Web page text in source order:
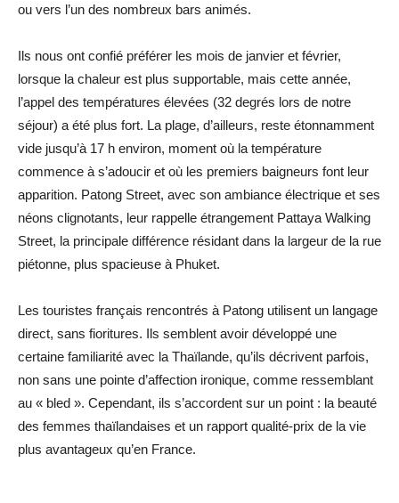
ou vers l’un des nombreux bars animés.
Ils nous ont confié préférer les mois de janvier et février,
lorsque la chaleur est plus supportable, mais cette année,
l’appel des températures élevées (32 degrés lors de notre
séjour) a été plus fort. La plage, d’ailleurs, reste étonnamment
vide jusqu’à 17 h environ, moment où la température
commence à s’adoucir et où les premiers baigneurs font leur
apparition. Patong Street, avec son ambiance électrique et ses
néons clignotants, leur rappelle étrangement Pattaya Walking
Street, la principale différence résidant dans la largeur de la rue
piétonne, plus spacieuse à Phuket.
Les touristes français rencontrés à Patong utilisent un langage
direct, sans fioritures. Ils semblent avoir développé une
certaine familiarité avec la Thaïlande, qu’ils décrivent parfois,
non sans une pointe d’affection ironique, comme ressemblant
au « bled ». Cependant, ils s’accordent sur un point : la beauté
des femmes thaïlandaises et un rapport qualité-prix de la vie
plus avantageux qu’en France.